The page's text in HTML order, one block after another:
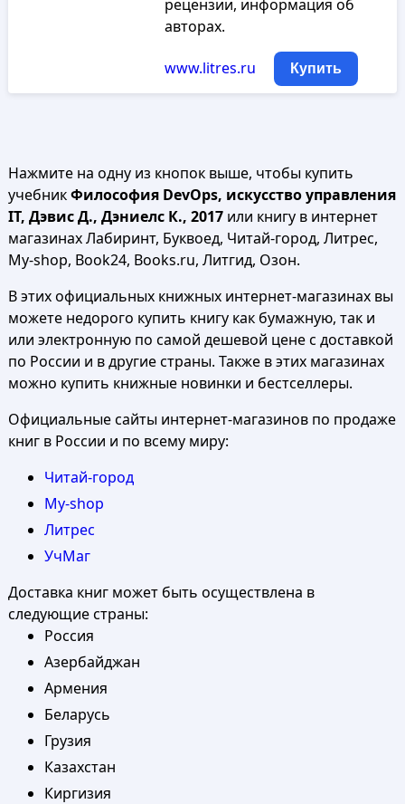
рецензии, информация об
авторах.
www.litres.ru Купить
Нажмите на одну из кнопок выше, чтобы купить
учебникФилософия DevOps, искусство управления
IT, Дэвис Д., Дэниелс К., 2017или книгу в интернет
магазинах Лабиринт, Буквоед, Читай-город, Литрес,
My-shop, Book24, Books.ru, Литгид, Озон.
В этих официальных книжных интернет-магазинах вы
можете недорого купить книгу как бумажную, так и
или электронную по самой дешевой цене с доставкой
по России и в другие страны. Также в этих магазинах
можно купить книжные новинки и бестселлеры.
Официальные сайты интернет-магазинов по продаже
книг в России и по всему миру:
Читай-город
My-shop
Литрес
УчМаг
Доставка книг может быть осуществлена в
следующие страны:
Россия
Азербайджан
Армения
Беларусь
Грузия
Казахстан
Киргизия